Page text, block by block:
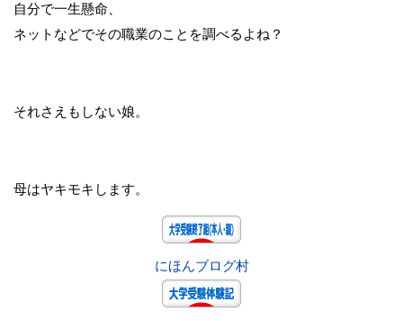
自分で一生懸命、
ネットなどでその職業のことを調べるよね？
それさえもしない娘。
母はヤキモキします。
にほんブログ村